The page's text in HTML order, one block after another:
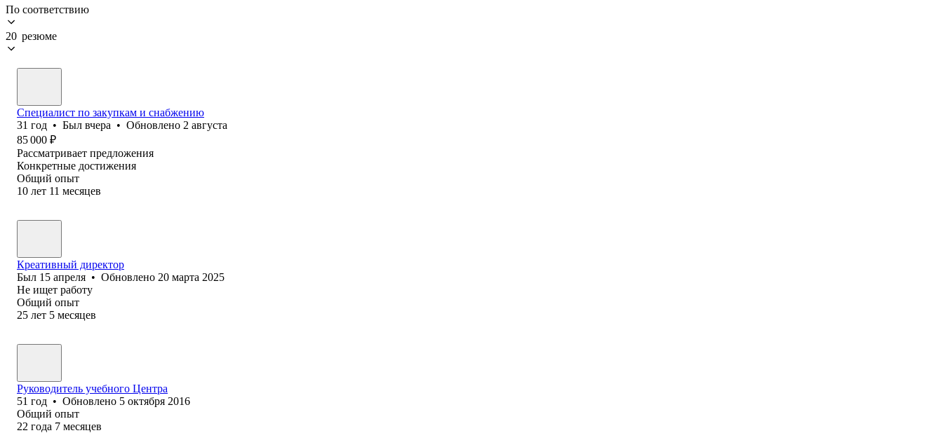
По соответствию
20 резюме
Специалист по закупкам и снабжению
31 год • Был вчера • Обновлено 2 августа
85 000 ₽
Рассматривает предложения
Конкретные достижения
Общий опыт
10 лет 11 месяцев
Креативный директор
Был 15 апреля • Обновлено 20 марта 2025
Не ищет работу
Общий опыт
25 лет 5 месяцев
Руководитель учебного Центра
51 год • Обновлено 5 октября 2016
Общий опыт
22 года 7 месяцев